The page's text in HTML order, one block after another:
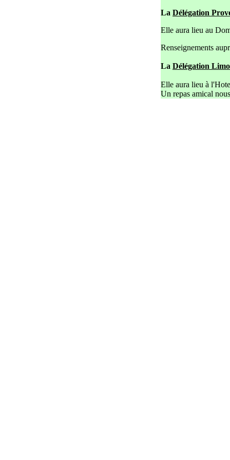
La Délégation
Elle aura lieu au
Renseignements
La Délégation
Elle aura lieu à
Un repas amical